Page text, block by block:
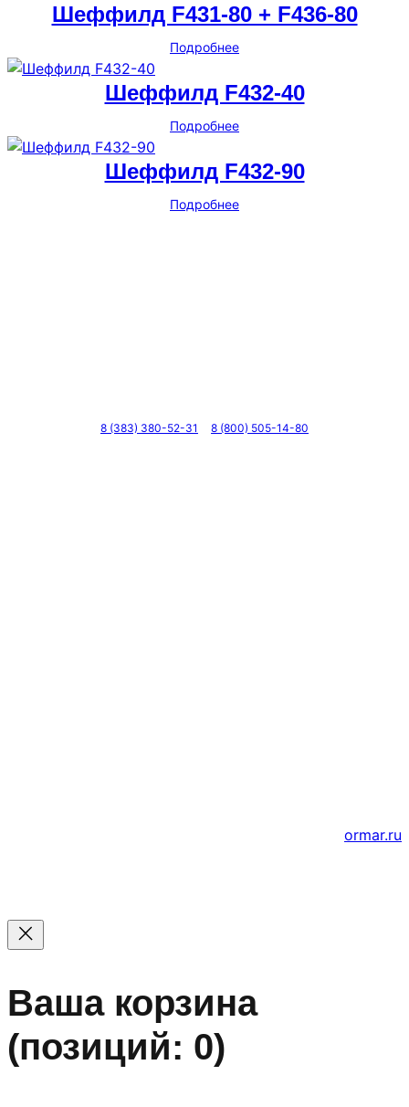
Шеффилд F431-80 + F436-80
Подробнее
Шеффилд F432-40
Подробнее
Шеффилд F432-90
Подробнее
8 (383) 380-52-31 8 (800) 505-14-80
ormar.ru
Ваша корзина
(позиций: 0)